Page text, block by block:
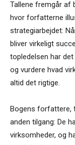
Tallene fremgår af
hvor forfatterne
strategiarbejdet:
bliver virkeligt
topledelsen har
og vurdere hvad
altid det rigtige.
Bogens forfattere,
anden tilgang: De
virksomheder, og